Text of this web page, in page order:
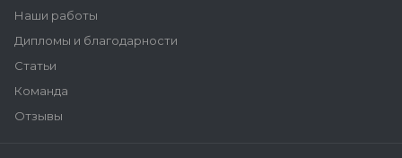
Наши работы
Дипломы и благодарности
Статьи
Команда
Отзывы